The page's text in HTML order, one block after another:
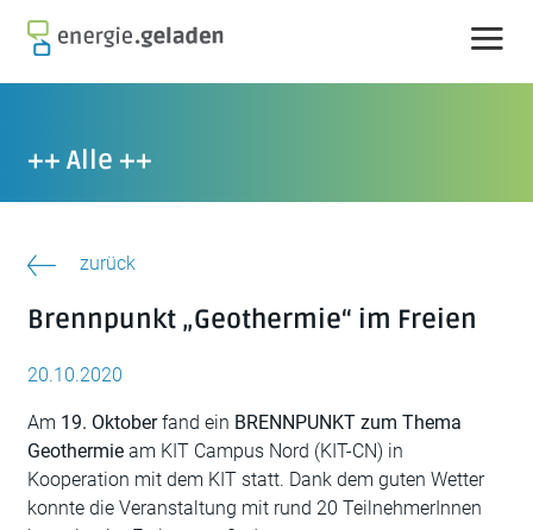
content++ Alle ++
zurück
Brennpunkt „Geothermie“ im Freien
20.10.2020
Am 19. Oktoberfand ein BRENNPUNKT zum Thema
Geothermie am KIT Campus Nord (KIT-CN) in
Kooperation mit dem KIT statt. Dank dem guten Wetter
konnte die Veranstaltung mit rund 20 TeilnehmerInnen